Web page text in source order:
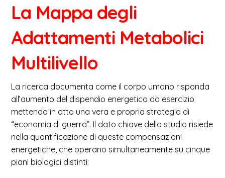
La Mappa degli
Adattamenti Metabolici
Multilivello
La ricerca documenta come il corpo umano risponda
all’aumento del dispendio energetico da esercizio
mettendo in atto una vera e propria strategia di
“economia di guerra”. Il dato chiave dello studio risiede
nella quantificazione di queste compensazioni
energetiche, che operano simultaneamente su cinque
piani biologici distinti: